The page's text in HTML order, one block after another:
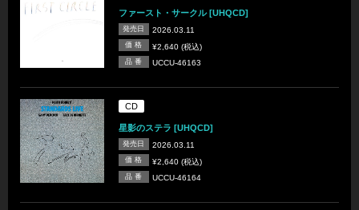
ファースト・サークル [UHQCD]
発売日 2026.03.11
価 格 ¥2,640 (税込)
品 番 UCCU-46163
CD
星影のステラ [UHQCD]
発売日 2026.03.11
価 格 ¥2,640 (税込)
品 番 UCCU-46164